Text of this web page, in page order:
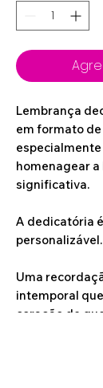
Lembrança
em formato
homenagear a
significativa.
A dedicatória
personalizável.
Uma
intemporal
coração de